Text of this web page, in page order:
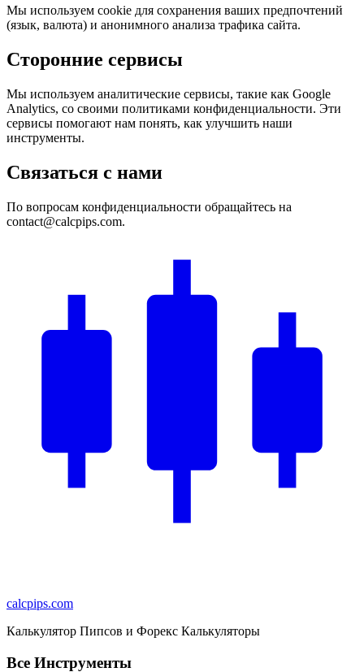
Мы используем cookie для сохранения ваших предпочтений
(язык, валюта) и анонимного анализа трафика сайта.
Сторонние сервисы
Мы используем аналитические сервисы, такие как Google
Analytics, со своими политиками конфиденциальности. Эти
сервисы помогают нам понять, как улучшить наши
инструменты.
Связаться с нами
По вопросам конфиденциальности обращайтесь на
contact@calcpips.com.
calcpips.com
Калькулятор Пипсов и Форекс Калькуляторы
Все Инструменты